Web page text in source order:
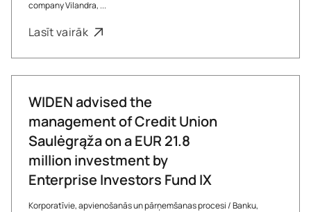
company Vilandra, ...
Lasīt vairāk
WIDEN advised the
management of Credit Union
Saulėgrąža on a EUR 21.8
million investment by
Enterprise Investors Fund IX
Korporatīvie, apvienošanās un pārņemšanas procesi/Banku,